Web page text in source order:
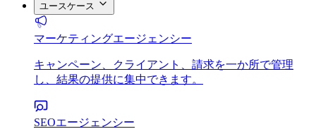
ユースケース
マーケティングエージェンシー
キャンペーン、クライアント、請求を一か所で管理
し、結果の提供に集中できます。
SEOエージェンシー